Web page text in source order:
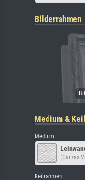
Bilderrahmen
Medium &
Medium
(Canvas
Keilrahmen